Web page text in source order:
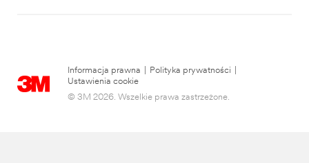
Informacja prawna Polityka prywatności
Ustawienia cookie
© 3M 2026. Wszelkie prawa zastrzeżone.